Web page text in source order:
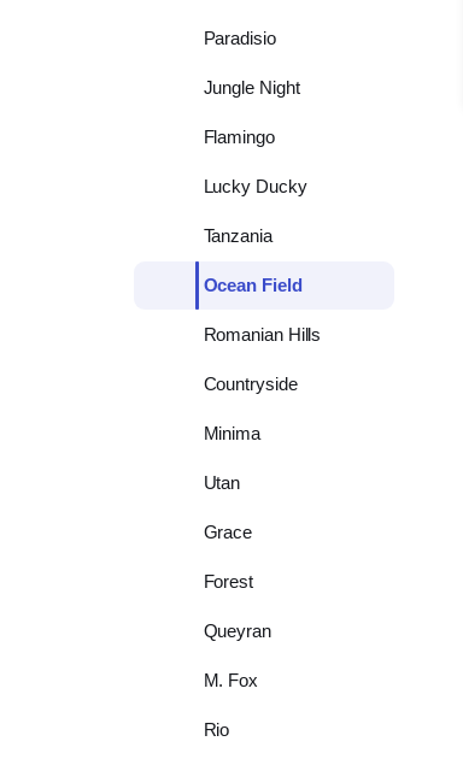
Paradisio
Jungle Night
Flamingo
Lucky Ducky
Tanzania
Ocean Field
Romanian Hills
Countryside
Minima
Utan
Grace
Forest
Queyran
M. Fox
Rio